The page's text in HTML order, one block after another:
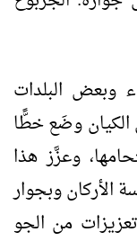
وبعض البلدات
الكيان وضَع خطًّا
وعزَّز هذا
الأركان وبجوار
من الجو